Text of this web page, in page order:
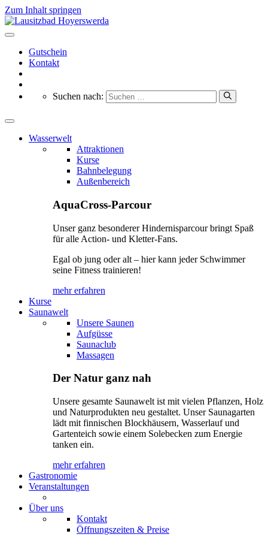
Zum Inhalt springen
Gutschein
Kontakt
Suchen nach:
Wasserwelt
Attraktionen
Kurse
Bahnbelegung
Außenbereich
AquaCross-Parcour
Unser ganz besonderer Hindernisparcour bringt Spaß
für alle Action- und Kletter-Fans.
Egal ob jung oder alt – hier kann jeder Schwimmer
seine Fitness trainieren!
mehr erfahren
Kurse
Saunawelt
Unsere Saunen
Aufgüsse
Saunaclub
Massagen
Der Natur ganz nah
Unsere gesamte Saunawelt ist mit vielen Pflanzen, Holz
und Naturprodukten neu gestaltet. Unser Saunagarten
lädt mit finnischen Blockhäusern, Wasserlauf und
Gartenteich sowie einem Solebecken zum Energie
tanken ein.
mehr erfahren
Gastronomie
Veranstaltungen
Über uns
Kontakt
Öffnungszeiten & Preise